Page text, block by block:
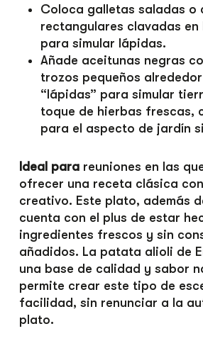
Coloca galletas saladas o
rectangulares clavadas en
para simular lápidas.
Añade aceitunas negras
trozos pequeños
“lápidas” para simular
toque de hierbas frescas,
para el aspecto de jardín
Ideal para reuniones en las
ofrecer una receta clásica
creativo. Este plato, además
cuenta con el plus de estar
ingredientes frescos y sin
añadidos. La patata alioli de
una base de calidad y sabor
permite crear este tipo de
facilidad, sin renunciar a la
plato.